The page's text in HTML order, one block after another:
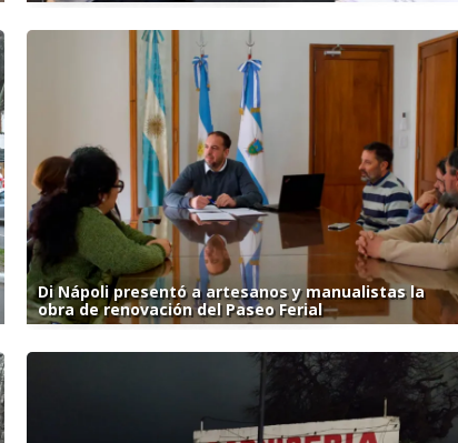
Di Nápoli presentó a artesanos y manualistas la
obra de renovación del Paseo Ferial